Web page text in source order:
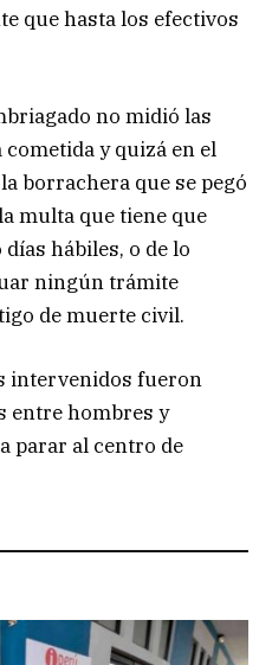
que hasta los efectivos
no midió las
y quizá en el
borrachera que se pegó
multa que tiene que
hábiles, o de lo
ningún trámite
de muerte civil.
intervenidos fueron
entre hombres y
parar al centro de